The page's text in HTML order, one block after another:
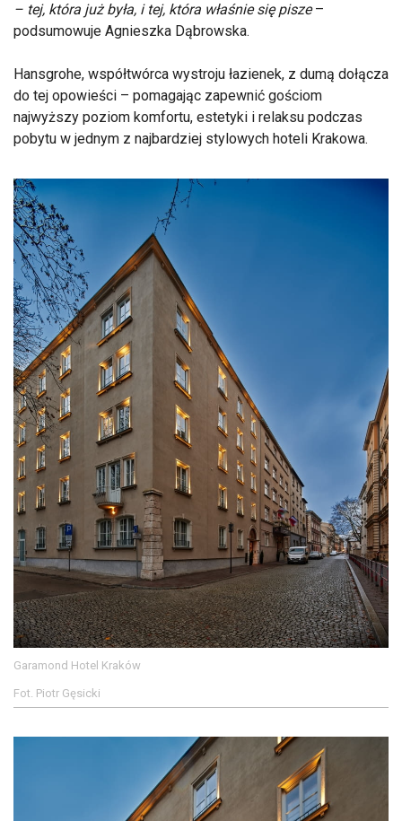
– tej, która już była, i tej, która właśnie się pisze–
podsumowuje Agnieszka Dąbrowska.
Hansgrohe, współtwórca wystroju łazienek, z dumą dołącza
do tej opowieści – pomagając zapewnić gościom
najwyższy poziom komfortu, estetyki i relaksu podczas
pobytu w jednym z najbardziej stylowych hoteli Krakowa.
Garamond Hotel Kraków
Fot. Piotr Gęsicki